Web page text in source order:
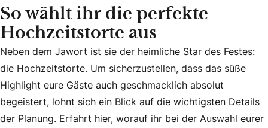
So wählt ihr die perfekte
Hochzeitstorte aus
Neben dem Jawort ist sie der heimliche Star des Festes:
Neben dem Jawort ist sie der heimliche Star des Festes:
die Hochzeitstorte. Um sicherzustellen, dass das süße
Highlight eure Gäste auch geschmacklich absolut
begeistert, lohnt sich ein Blick auf die wichtigsten Details
der Planung. Erfahrt hier, worauf ihr bei der Auswahl eurer